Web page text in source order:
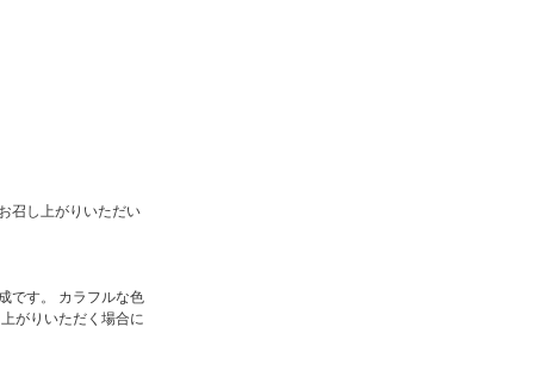
召し上がりいただい
です。 カラフルな色
がりいただく場合に